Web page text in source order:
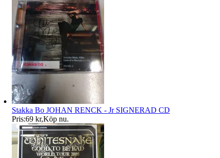
Stakka Bo JOHAN RENCK - Jr SIGNERAD CD
Pris:69 kr,Köp nu.